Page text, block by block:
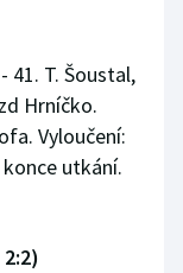
41. T. Šoustal,
Hrníčko.
Vyloučení:
konce utkání.